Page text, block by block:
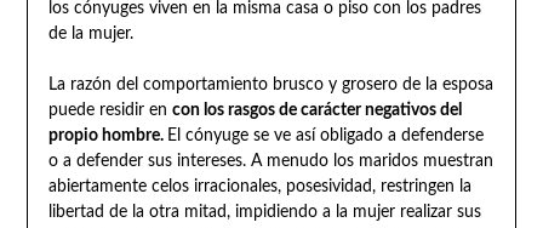
los cónyuges viven en la misma casa o piso con los padres
de la mujer.
La razón del comportamiento brusco y grosero de la esposa
puede residir en con los rasgos de carácter negativos del
propio hombre. El cónyuge se ve así obligado a defenderse
o a defender sus intereses. A menudo los maridos muestran
abiertamente celos irracionales, posesividad, restringen la
libertad de la otra mitad, impidiendo a la mujer realizar sus